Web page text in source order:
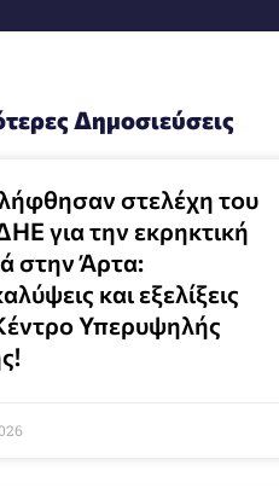
Δημοσιεύσεις
στελέχη του
για την εκρηκτική
στην Άρτα:
και εξελίξεις
Υπερυψηλής